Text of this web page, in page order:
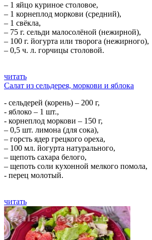
– 1 яйцо куриное столовое,
– 1 корнеплод моркови (средний),
– 1 свёкла,
– 75 г. сельди малосолёной (нежирной),
– 100 г. йогурта или творога (нежирного),
– 0,5 ч. л. горчицы столовой.
читать
Салат из сельдерея, моркови и яблока
- сельдерей (корень) – 200 г,
- яблоко – 1 шт.,
- корнеплод моркови – 150 г,
– 0,5 шт. лимона (для сока),
– горсть ядер грецкого ореха,
– 100 мл. йогурта натурального,
– щепоть сахара белого,
– щепоть соли кухонной мелкого помола,
- перец молотый.
читать